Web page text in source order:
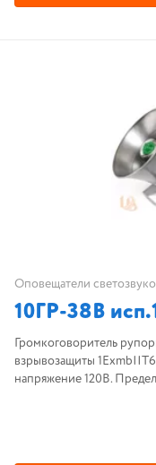
Оповещатели
10ГР-38В
Громкоговоритель
взрывозащиты
напряжение 120В.